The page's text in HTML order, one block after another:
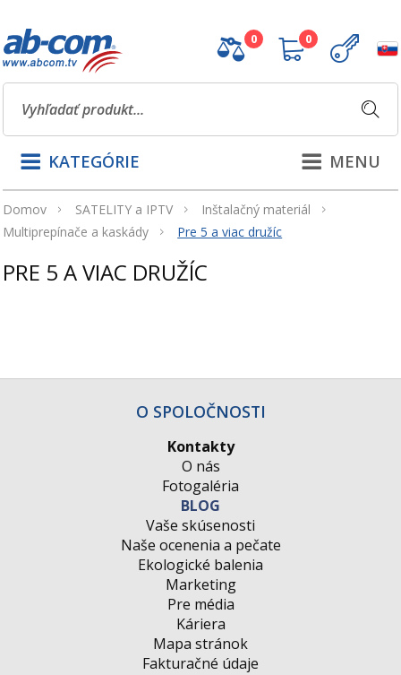
0 0
MENU
KATEGÓRIE
Domov SATELITY a IPTV
Inštalačný materiál
Multiprepínače a kaskády
Pre 5 a viac družíc
PRE 5 A VIAC DRUŽÍC
O SPOLOČNOSTI
Kontakty
O nás
Fotogaléria
BLOG
Vaše skúsenosti
Naše ocenenia a pečate
Ekologické balenia
Marketing
Pre média
Káriera
Mapa stránok
Fakturačné údaje